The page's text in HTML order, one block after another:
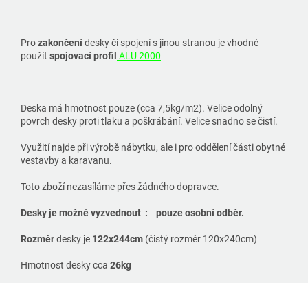
Prozakončenídesky či spojení s jinou stranou je vhodné
použít spojovací profil ALU 2000
Deska má hmotnost pouze (cca 7,5kg/m2). Velice odolný
povrch desky proti tlaku a poškrábání. Velice snadno se čistí.
Využití najde při výrobě nábytku, ale i pro oddělení části obytné
vestavby a karavanu.
Toto zboží nezasíláme přes žádného dopravce.
Desky je možné vyzvednout : pouze osobní odběr.
Rozměrdesky je 122x244cm (čistý rozměr 120x240cm)
Hmotnost desky cca 26kg